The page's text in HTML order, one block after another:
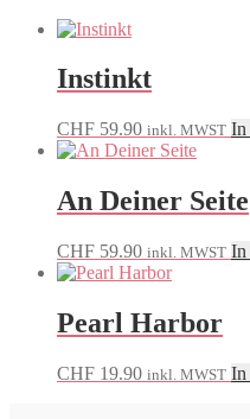
Instinkt
CHF 59.90 inkl. MWST In
An Deiner Seite
CHF 59.90 inkl. MWST In
Pearl Harbor
CHF 19.90 inkl. MWST In